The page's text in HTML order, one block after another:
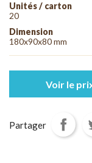
Unités / carton
20
Dimension
180x90x80 mm
Voir le
Partager